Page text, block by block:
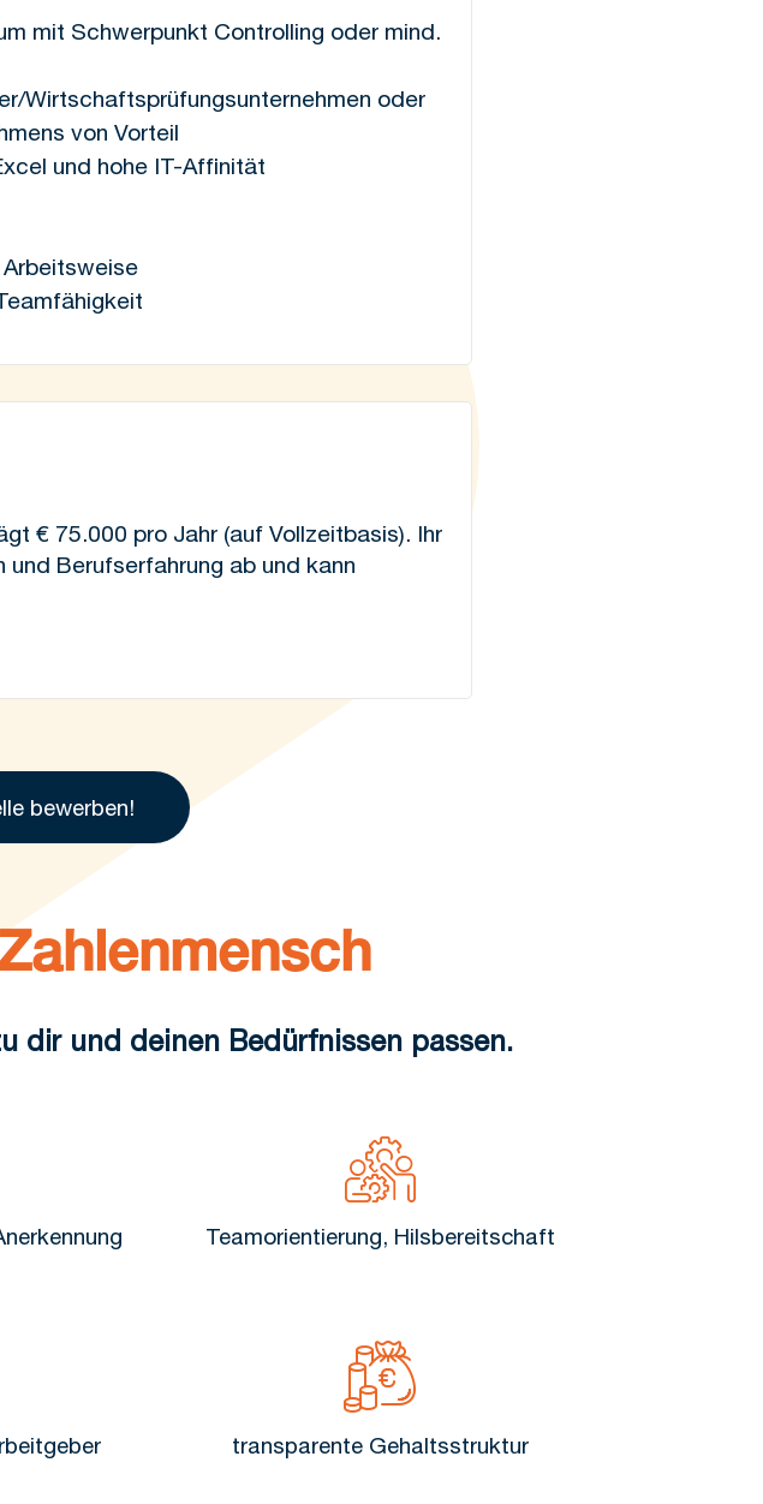
mit Schwerpunkt Controlling oder mind.
Wirtschaftsprüfungsunternehmen oder
von Vorteil
und hohe IT-Affinität
€ 75.000 pro Jahr (auf Vollzeitbasis). Ihr
Berufserfahrung ab und kann
bewerben!
dir und deinen Bedürfnissen passen.
Teamorientierung, Hilsbereitschaft
transparente Gehaltsstruktur